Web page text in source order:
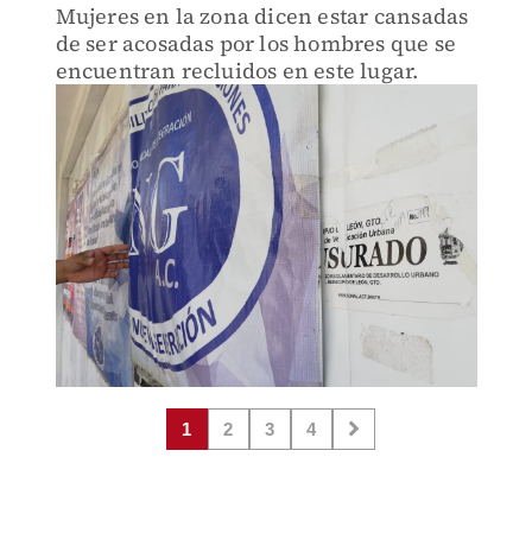
Mujeres en la zona dicen estar cansadas
de ser acosadas por los hombres que se
encuentran recluidos en este lugar.
1 2 3 4